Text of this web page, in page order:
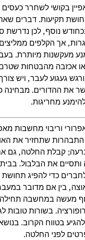
בקושי לשחרר כעסים
תקיעות. דברים
נוסף, לכן נדרשת
אך הקלפים
מעקשנות מיותרת.
או אכזבה מהבטחות
געגוע לעבר, ויש
את ההדורים. מבחינה
מחריגות.
וריבוי מחשבות
שתחזיר את
קבלת החלטה, גם
את הבלבול. בבית
כדי להפיג תחושת
בין אם מדובר
מעשה במחשבה תחילה
בשורות טובות
בטווח הקרוב.
לפני החלטה.